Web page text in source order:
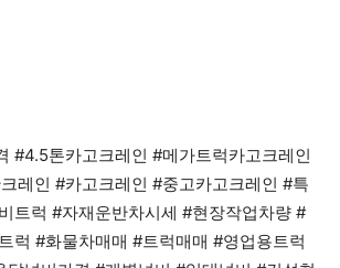
#4.5톤카고크레인 #메가트럭카고크레인
레인 #카고크레인 #중고카고크레인 #특
트럭 #자재운반차시세 #현장작업차량 #
럭 #화물차매매 #트럭매매 #영업용트럭